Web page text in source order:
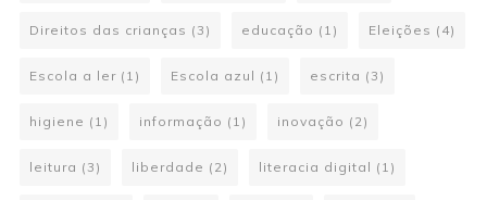
Direitos das crianças (3) educação (1) Eleições (4)
Escola a ler (1) Escola azul (1) escrita (3)
higiene (1) informação (1) inovação (2)
leitura (3) liberdade (2) literacia digital (1)